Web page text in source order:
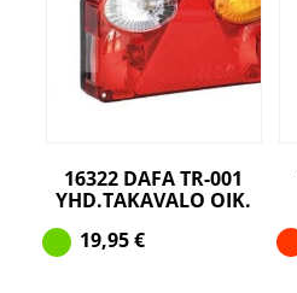
16322 DAFA TR-001
YHD.TAKAVALO OIK.
19,95€